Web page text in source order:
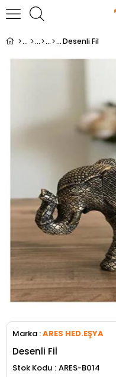
Desenli Fil
Marka :ARES HED.EŞYA
Desenli Fil
Stok Kodu ARES-B014